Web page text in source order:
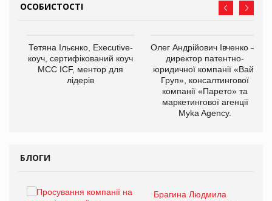
ОСОБИСТОСТІ
Тетяна Ільєнко, Executive-
коуч, сертифікований коуч
МСС ICF, ментор для
лідерів
Олег Андрійович Івченко —
директор патентно-
юридичної компанії «Вайз
Груп», консалтингової
компанії «Парето» та
маркетингової агенції
Myka Agency.
БЛОГИ
Брагина Людмила